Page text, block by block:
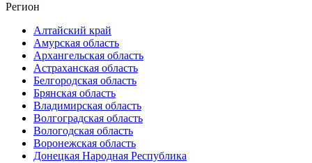
Регион
Алтайский край
Амурская область
Архангельская область
Астраханская область
Белгородская область
Брянская область
Владимирская область
Волгоградская область
Вологодская область
Воронежская область
Донецкая Народная Республика